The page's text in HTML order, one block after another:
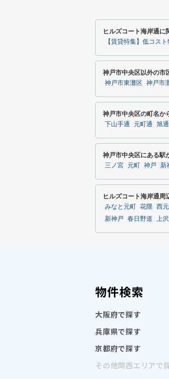
ヒルズコート海岸通に
【賃貸特集】低コス
神戸市中央区以外の市
神戸市東灘区 神戸市
神戸市中央区の町名か
下山手通 元町通 旭通
神戸市中央区にある駅
三ノ宮 元町 神戸 新
ヒルズコート海岸通周
みなと元町 花隈 西元
新神戸
春日野道 上沢
物件検索
大阪府で探す
兵庫県で探す
京都府で探す
その他関西エリアで